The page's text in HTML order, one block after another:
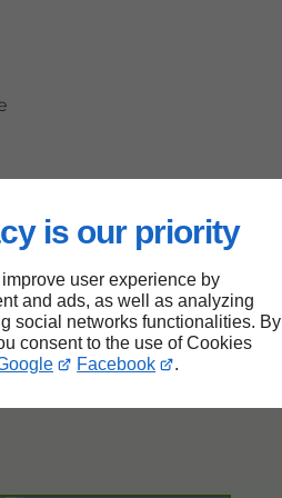
is our priority
user experience by
and ads, as well as analyzing
social networks functionalities. By
consent to the use of Cookies
Facebook .